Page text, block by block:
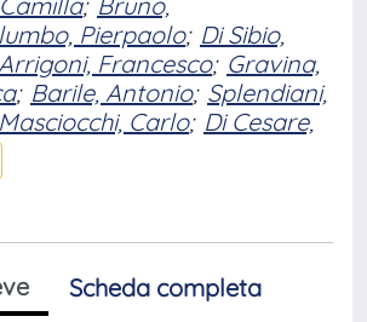
Pierpaolo; Di Sibio,
Francesco; Gravina,
; Barile, Antonio; Splendiani,
Masciocchi, Carlo; Di Cesare,
Scheda completa